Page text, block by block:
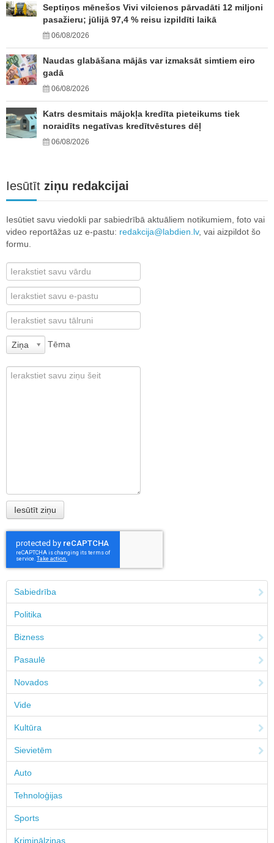
Septiņos mēnešos Vivi vilcienos pārvadāti 12 miljoni
pasažieru; jūlijā 97,4 % reisu izpildīti laikā
06/08/2026
Naudas glabāšana mājās var izmaksāt simtiem eiro
gadā
06/08/2026
Katrs desmitais mājokļa kredīta pieteikums tiek
noraidīts negatīvas kredītvēstures dēļ
06/08/2026
Iesūtīt ziņu redakcijai
Iesūtiet savu viedokli par sabiedrībā aktuāliem notikumiem, foto vai
video reportāžas uz e-pastu: redakcija@labdien.lv, vai aizpildot šo
formu.
Ziņa Tēma
Sabiedrība
Politika
Bizness
Pasaulē
Novados
Vide
Kultūra
Sievietēm
Auto
Tehnoloģijas
Sports
Kriminālziņas